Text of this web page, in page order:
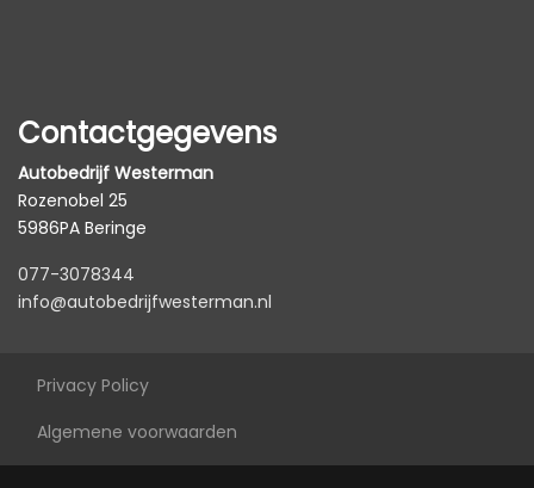
Parkeersensor voor en achter
Trekhaak met afneembare kogel
Interieur
Achterbank in delen neerklapbaar
Achterbank verwarmd
Armsteun voor
Binnenspiegel automatisch dimmend
Electronic climate control
Contactgegevens
Autobedrijf Westerman
Rozenobel 25
5986PA Beringe
077-3078344
info@autobedrijfwesterman.nl
Privacy Policy
Algemene voorwaarden